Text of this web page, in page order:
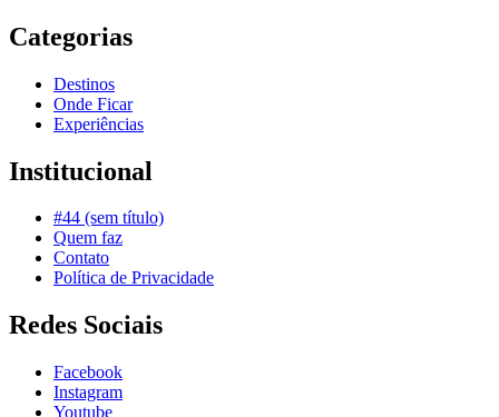
Categorias
Destinos
Onde Ficar
Experiências
Institucional
#44 (sem título)
Quem faz
Contato
Política de Privacidade
Redes Sociais
Facebook
Instagram
Youtube